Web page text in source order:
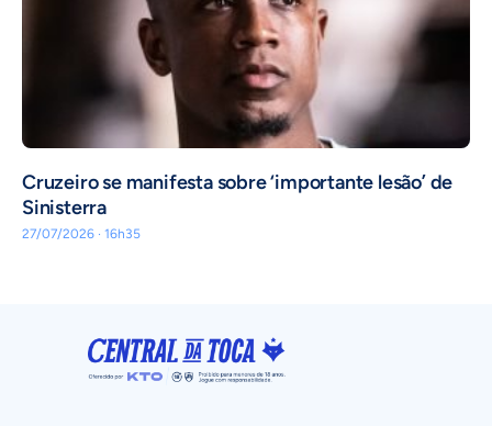
Cruzeiro se manifesta sobre ‘importante lesão’ de
Sinisterra
27/07/2026 · 16h35